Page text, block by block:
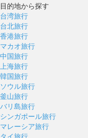
目的地から探す
台湾旅行
台北旅行
香港旅行
マカオ旅行
中国旅行
上海旅行
韓国旅行
ソウル旅行
釜山旅行
バリ島旅行
シンガポール旅行
マレーシア旅行